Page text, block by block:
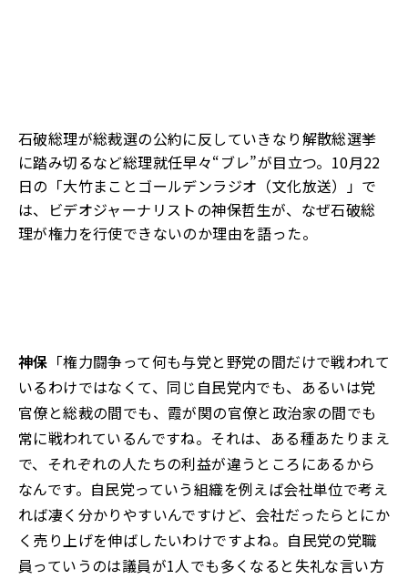
石破総理が総裁選の公約に反していきなり解散総選挙
に踏み切るなど総理就任早々“ブレ”が目立つ。 10月22
日の 「大竹まことゴールデンラジオ（文化放送）」 で
は、 ビデオジャーナリストの神保哲生が、 なぜ石破総
理が権力を行使できないのか理由を語った。
神保 「権力闘争って何も与党と野党の間だけで戦われて
いるわけではなくて、同じ自民党内でも、あるいは党
官僚と総裁の間でも、霞が関の官僚と政治家の間でも
常に戦われているんですね。それは、ある種あたりまえ
で、それぞれの人たちの利益が違うところにあるから
なんです。自民党っていう組織を例えば会社単位で考え
れば凄く分かりやすいんですけど、会社だったらとにか
く売り上げを伸ばしたいわけですよね。自民党の党職
員っていうのは議員が1人でも多くなると失礼な言い方